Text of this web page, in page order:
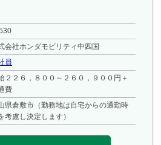
会社ホンダモビリティ中四国
員
２２６，８００～２６０，９００円＋
費
県倉敷市（勤務地は自宅からの通勤時
考慮し決定します）